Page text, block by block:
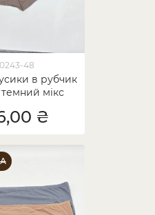
48
в рубчик
темний мікс
₴